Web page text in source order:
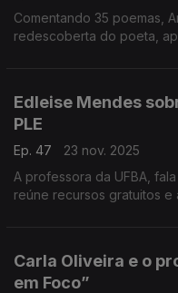
Comentando 35 poemas,
redescoberta do poeta,
Edleise Mendes
PLE
Ep. 47
23 nov. 2025
A professora da UFBA,
reúne recursos gratuitos
Carla Oliveira e o
em Foco”